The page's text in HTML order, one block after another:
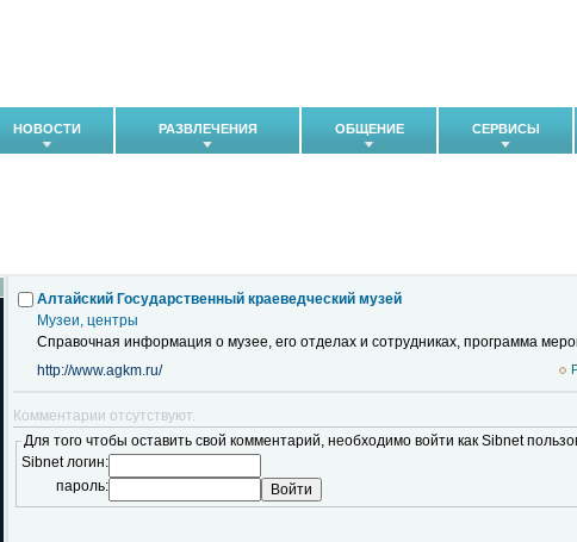
НОВОСТИ РАЗВЛЕЧЕНИЯ ОБЩЕНИЕ СЕРВИСЫ
Алтайский Государственный краеведческий музей
Музеи, центры
Справочная информация о музее, его отделах и сотрудниках, программа
http://www.agkm.ru/
Комментарии отсутствуют.
Для того чтобы оставить свой комментарий, необходимо войти как Sibnet
Sibnet логин:
пароль: